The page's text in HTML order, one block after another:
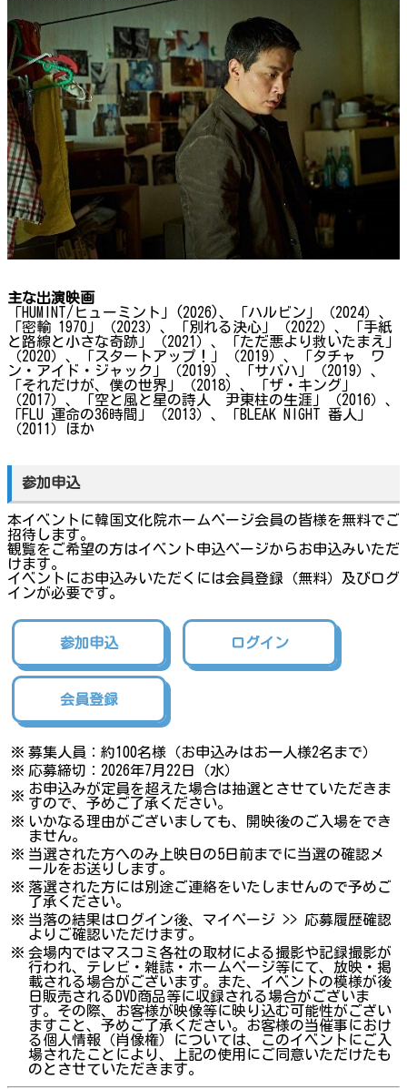
主な出演映画
「HUMINT/ヒューミント」(2026)、「ハルビン」（2024）、
「密輸 1970」（2023）、「別れる決心」（2022）、「手紙
と路線と小さな奇跡」（2021）、「ただ悪より救いたまえ」
（2020）、「スタートアップ！」（2019）、「タチャ ワ
ン・アイド・ジャック」（2019）、「サバハ」（2019）、
「それだけが、僕の世界」（2018）、「ザ・キング」
（2017）、「空と風と星の詩人 尹東柱の生涯」（2016）、
「FLU 運命の36時間」（2013）、「BLEAK NIGHT 番人」
（2011）ほか
参加申込
本イベントに韓国文化院ホームページ会員の皆様を無料でご
招待します。
観覧をご希望の方はイベント申込ページからお申込みいただ
けます。
イベントにお申込みいただくには会員登録（無料）及びログ
インが必要です。
参加申込 ログイン
会員登録
※ 募集人員：約100名様（お申込みはお一人様2名まで）
※ 応募締切：2026年7月22日（水）
※ お申込みが定員を超えた場合は抽選とさせていただきま
すので、予めご了承ください。
※ いかなる理由がございましても、開映後のご入場をでき
ません。
※ 当選された方へのみ上映日の5日前までに当選の確認メ
ールをお送りします。
※ 落選された方には別途ご連絡をいたしませんので予めご
了承ください。
※ 当落の結果はログイン後、マイページ >> 応募履歴確認
よりご確認いただけます。
※ 会場内ではマスコミ各社の取材による撮影や記録撮影が
行われ、テレビ・雑誌・ホームページ等にて、放映・掲
載される場合がございます。また、イベントの模様が後
日販売されるDVD商品等に収録される場合がございま
す。その際、お客様が映像等に映り込む可能性がござい
ますこと、予めご了承ください。お客様の当催事におけ
る個人情報（肖像権）については、このイベントにご入
場されたことにより、上記の使用にご同意いただけたも
のとさせていただきます。